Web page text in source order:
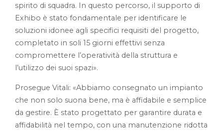
spirito di squadra. In questo percorso, il supporto di
Exhibo è stato fondamentale per identificare le
soluzioni idonee agli specifici requisiti del progetto,
completato in soli 15 giorni effettivi senza
compromettere l’operatività della struttura e
l’utilizzo dei suoi spazi».
Prosegue Vitali: «Abbiamo consegnato un impianto
che non solo suona bene, ma è affidabile e semplice
da gestire. È stato progettato per garantire durata e
affidabilità nel tempo, con una manutenzione ridotta